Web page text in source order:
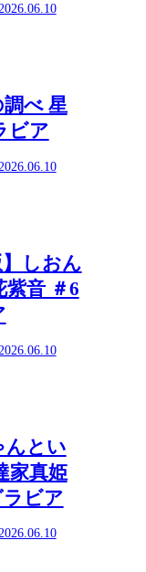
2026.06.10
べ 星
ビア
2026.06.10
】しおん
紫音 ＃6
2026.06.10
んとい
家真姫
ラビア